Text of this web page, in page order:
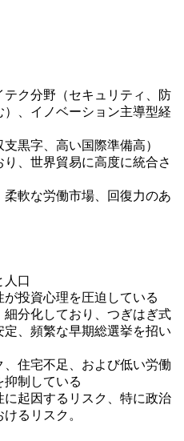
ク分野（セキュリティ、防
、イノベーション主導型経
黒字、高い国際準備高）
、世界貿易に高度に統合さ
軟な労働市場、回復力のあ
人口
投資心理を圧迫している
分化しており、つぎはぎ式
、頻繁な早期総選挙を招い
住宅不足、および低い労働
抑制している
に起因するリスク、特に政治
るリスク。